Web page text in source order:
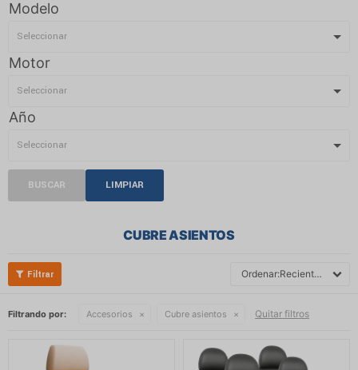
Modelo
Motor
Año
BUSCAR LIMPIAR
CUBRE ASIENTOS
Recientes
Filtrando por: Accesorios Cubre asientos Quitar filtros